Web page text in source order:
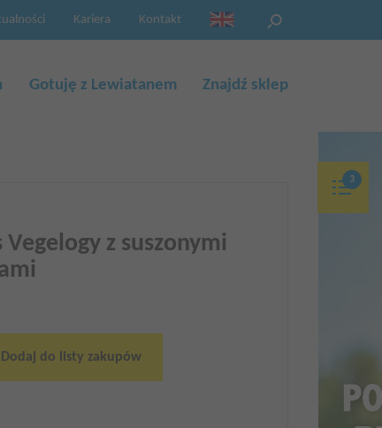
Kariera
Kontakt
eng
Gotuję z Lewiatanem Znajdź sklep
z suszonymi
Dodaj do listy zakupów
3